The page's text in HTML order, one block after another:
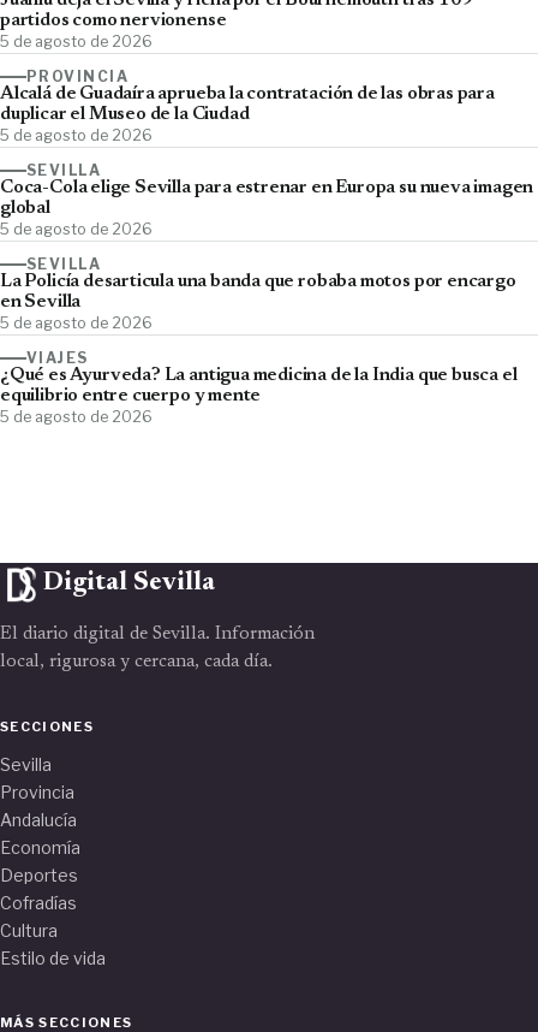
partidos como nervionense
5 de agosto de 2026
PROVINCIA
Alcalá de Guadaíra aprueba la contratación de las obras para
duplicar el Museo de la Ciudad
5 de agosto de 2026
SEVILLA
Coca-Cola elige Sevilla para estrenar en Europa su nueva imagen
global
5 de agosto de 2026
SEVILLA
La Policía desarticula una banda que robaba motos por encargo
en Sevilla
5 de agosto de 2026
VIAJES
¿Qué es Ayurveda? La antigua medicina de la India que busca el
equilibrio entre cuerpo y mente
5 de agosto de 2026
Digital Sevilla
El diario digital de Sevilla. Información
local, rigurosa y cercana, cada día.
SECCIONES
Sevilla
Provincia
Andalucía
Economía
Deportes
Cofradías
Cultura
Estilo de vida
MÁS SECCIONES